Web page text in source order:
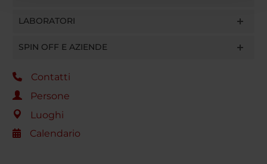
raccolto dal tuo utilizzo dei loro servizi.
LABORATORI
SPIN OFF E AZIENDE
Contatti
Persone
Luoghi
Calendario